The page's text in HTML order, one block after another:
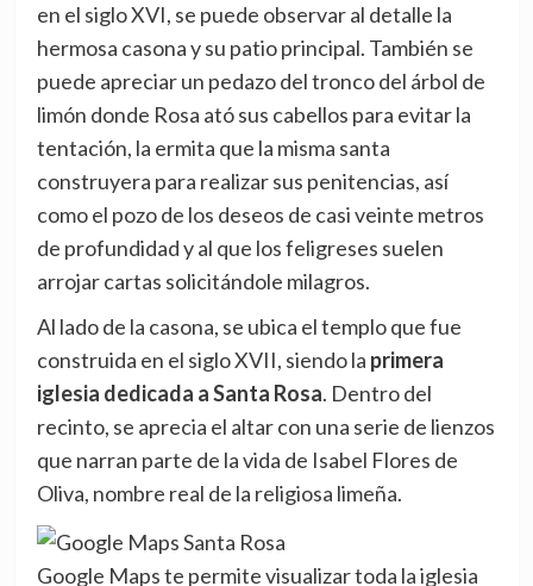
en el siglo XVI, se puede observar al detalle la
hermosa casona y su patio principal. También se
puede apreciar un pedazo del tronco del árbol de
limón donde Rosa ató sus cabellos para evitar la
tentación, la ermita que la misma santa
construyera para realizar sus penitencias, así
como el pozo de los deseos de casi veinte metros
de profundidad y al que los feligreses suelen
arrojar cartas solicitándole milagros.
Al lado de la casona, se ubica el templo que fue
construida en el siglo XVII, siendo la primera
iglesia dedicada a Santa Rosa. Dentro del
recinto, se aprecia el altar con una serie de lienzos
que narran parte de la vida de Isabel Flores de
Oliva, nombre real de la religiosa limeña.
Google Maps te permite visualizar toda la iglesia